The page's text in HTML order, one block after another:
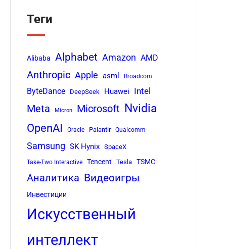
Теги
Alibaba Alphabet Amazon AMD
Anthropic Apple asml Broadcom
ByteDance DeepSeek Huawei Intel
Meta Micron Microsoft Nvidia
OpenAI Oracle Palantir Qualcomm
Samsung SK Hynix SpaceX
Take-Two Interactive Tencent Tesla TSMC
Аналитика Видеоигры
Инвестиции
Искусственный
интеллект